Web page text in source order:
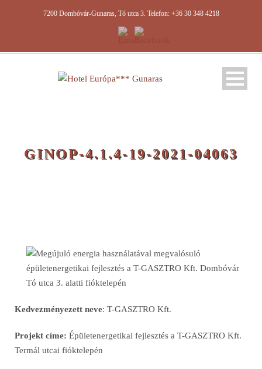
7200 Dombóvár-Gunaras, Tó utca 3. Telefon: +36 30 348 4218
GINOP-4.1.4-19-2021-04063
Kedvezményezett neve: T-GASZTRO Kft.
Projekt címe: Épületenergetikai fejlesztés a T-GASZTRO Kft.
Termál utcai fióktelepén